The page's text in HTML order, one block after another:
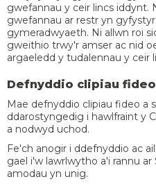
gwefannau y ceir lincs iddynt.
gwefannau ar restr yn
gymeradwyaeth. Ni allwn roi
gweithio trwy'r amser ac nid
argaeledd y tudalennau y ceir
Defnyddio clipiau
Mae defnyddio clipiau fideo a
ddarostyngedig i hawlfraint y
a nodwyd uchod.
Fe'ch anogir i ddefnyddio ac
gael i'w lawrlwytho a'i rannu
amodau yn unig.